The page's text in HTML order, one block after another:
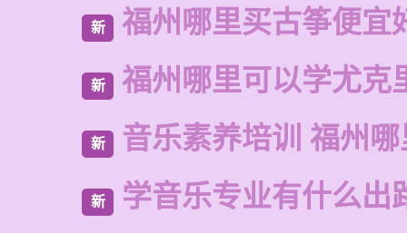
新 福州哪里买古筝便宜
新 福州哪里可以学尤克
新 音乐素养培训 福州
新 学音乐专业有什么出